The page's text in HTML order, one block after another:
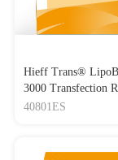
Hieff Trans®
3000 Transfection
Lipo3000转染试剂
40801ES